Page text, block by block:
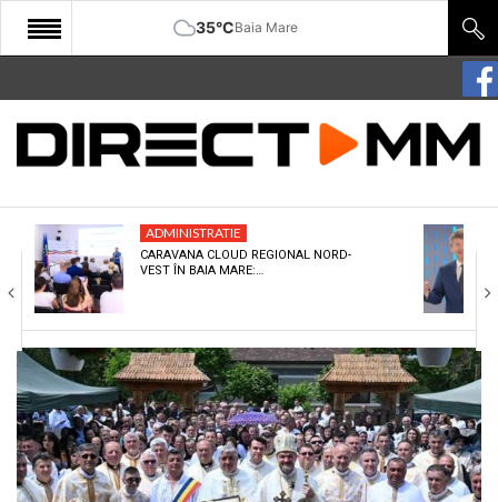
35°CBaia Mare
START
COMUNITATE
CULTURA
ECONOMIE
SANATATE
SPORT
SPECIAL
POLITIC
ADMINISTRATIE
CARAVANA CLOUD REGIONAL NORD-
VEST ÎN BAIA MARE:…